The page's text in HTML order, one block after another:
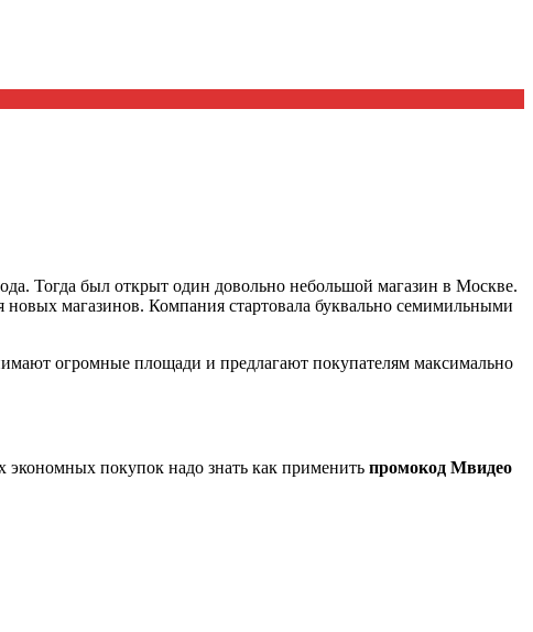
Тогда был открыт один довольно небольшой магазин в Москве.
новых магазинов. Компания стартовала буквально семимильными
огромные площади и предлагают покупателям максимально
покупок надо знать как применить промокод Мвидео